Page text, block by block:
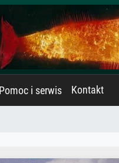
Pomoc i serwis Kontakt